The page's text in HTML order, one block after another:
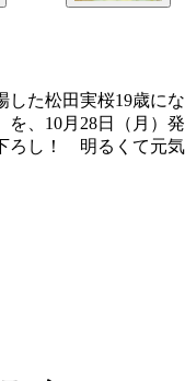
した松田実桜19歳にな
を、10月28日（月）発
ろし！ 明るくて元気